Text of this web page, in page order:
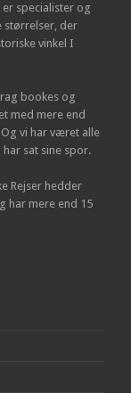
specialister og
størrelser, der
vinkel I
bookes og
med mere end
Og vi har været alle
sat sine spor.
Rejser hedder
har mere end 15